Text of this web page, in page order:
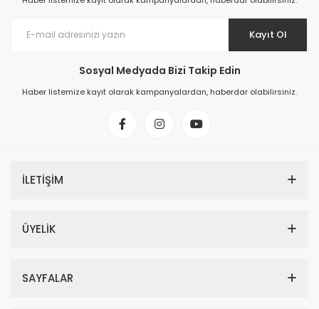
Kayıt Ol
Sosyal Medyada Bizi Takip Edin
Haber listemize kayıt olarak kampanyalardan, haberdar olabilirsiniz.
İLETİŞİM
ÜYELİK
SAYFALAR